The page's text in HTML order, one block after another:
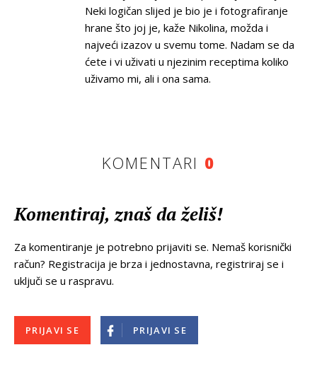
Neki logičan slijed je bio je i fotografiranje
hrane što joj je, kaže Nikolina, možda i
najveći izazov u svemu tome. Nadam se da
ćete i vi uživati u njezinim receptima koliko
uživamo mi, ali i ona sama.
KOMENTARI 0
Komentiraj, znaš da želiš!
Za komentiranje je potrebno prijaviti se. Nemaš korisnički
račun? Registracija je brza i jednostavna, registriraj se i
uključi se u raspravu.
PRIJAVI SE PRIJAVI SE